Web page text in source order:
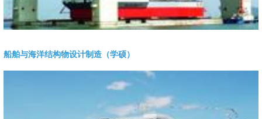
船舶与海洋结构物设计制造（学硕）